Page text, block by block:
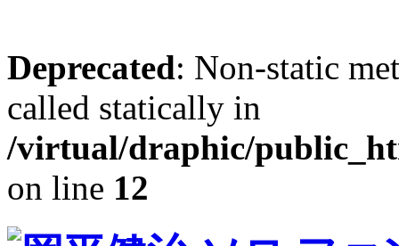
Deprecated: Non-static
called statically in
/virtual/draphic/
on line 12